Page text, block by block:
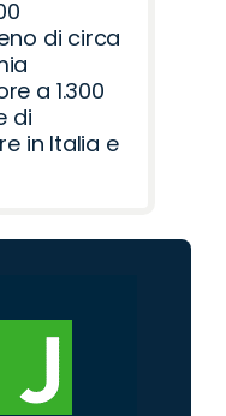
di circa
a 1.300
di
in Italia e